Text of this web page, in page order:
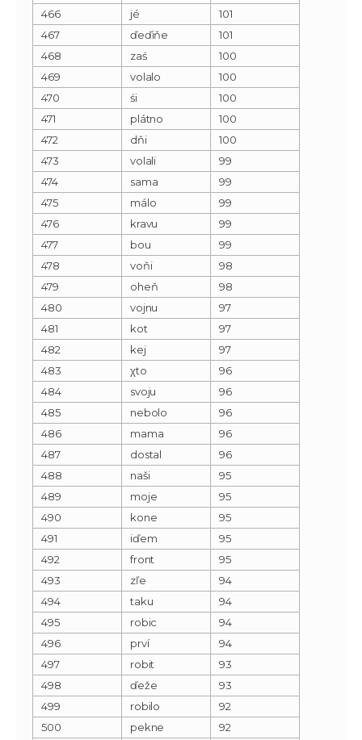
466
jé
101
467
ďeďiňe
101
468
zaś
100
469
volalo
100
470
śi
100
471
plátno
100
472
dňi
100
473
volali
99
474
sama
99
475
málo
99
476
kravu
99
477
bou
99
478
voňi
98
479
oheň
98
480
vojnu
97
481
kot
97
482
kej
97
483
χto
96
484
svoju
96
485
nebolo
96
486
mama
96
487
dostal
96
488
naši
95
489
moje
95
490
kone
95
491
iďem
95
492
front
95
493
zľe
94
494
taku
94
495
robic
94
496
prví
94
497
robit
93
498
ďeže
93
499
robilo
92
500
pekne
92